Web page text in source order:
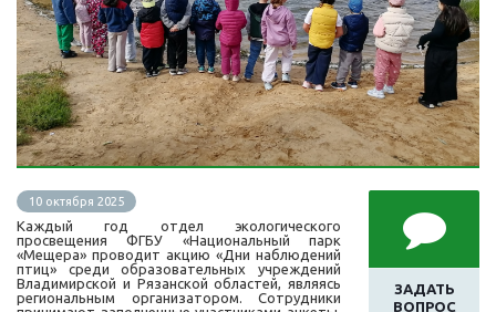
ЗАДАТЬ
ВОПРОС
10 октября 2025
Каждый год отдел экологического
просвещения ФГБУ «Национальный парк
«Мещера» проводит акцию «Дни наблюдений
птиц» среди образовательных учреждений
Владимирской и Рязанской областей, являясь
региональным организатором. Сотрудники